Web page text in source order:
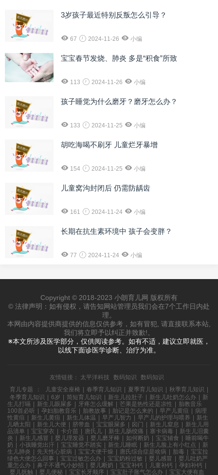
3岁孩子最近特别反叛怎么引导？
67 2024-11-26 小编
宝宝春节发烧、肺炎 多是“积食”所致
113 2024-11-26 小编
孩子睡觉为什么磨牙？磨牙怎么办？
133 2024-11-25 小编
胡吃海喝不刷牙 儿童烂牙暴增
154 2024-11-25 小编
儿童窝沟封闭后 仍需防龋齿
161 2024-11-24 小编
长期在抗生素环境中 孩子会变胖？
77 2024-11-24 小编
Copyright © 2018-2023 小朗育儿网 版权所有
© 法律声明：如有侵权，请告知网站管理员我们会在7个工作日内处
理。
本网由内容提供商提供的信息仅供参考，如有冒犯, 请直接联系本站,
我们将立即予以纠正并致歉!。
※本文所涉及医学部分，仅供阅读参考。如有不适，建议立即就医，
以线下面诊医学诊断、治疗为准。
友情链接： 太平洋科技 数码知识
数码知识
育儿专题
： 儿童安全座椅 | 春季育儿知识 | 夏季育儿知识 | 秋季育儿知识 |
冬季育儿知识 | 6岁 | 简短育儿知识 | 新生儿拉肚子 | 新生儿吐奶怎么办 | 新
生儿打嗝 | 新生儿眼屎多 | 牙疼怎么缓解 | 芒果是热性还是凉性 | 胎教音乐
100首必听 | 孕妇胎教音乐 | 胎教故事 | 胎记是怎么来的 | 早产儿黄疸 | 病理
性黄疸 | 新生儿黄疸 | 新生儿体温 | 早产儿智力 | 早产儿的护理与喂养 | 新生
儿晒太阳 | 新生儿大便 | 脐带血 | 宝宝眼屎多 | 囟门 | 新生儿窒息 | 新生儿用
品清单 | 宝宝穿衣 | 卡介苗 | 唐氏儿 | 新生儿肠绞痛 | 寨卡病毒 | 新生儿泪囊
炎 | 新生儿感冒 | 婴儿理发器 | 婴儿磨牙棒 | 如何断奶 | 宝宝辅食 | 睡前喝牛
奶 | 小孩睡觉出汗 | 宝宝睡觉不踏实 | 新生儿睡眠 | 新生儿脸上有小红点 | 新
生儿肺炎 | 先天性心脏病 | 宝宝大便干燥 | 唐氏综合症是啥病 | 胎毒 | 宝宝拉
绿色大便怎么回事 | 宝宝过敏怎么办 | 宝宝奶粉过敏 | 婴儿感冒 | 婴儿吐奶严
重怎么办 | 鼻子不通气小妙招 | 婴儿断奶 | 宝宝补钙 | 儿童补钙 | 孕妇补钙 |
婴儿抚触 | 婴儿便秘 | 宝宝长牙顺序 | 宝宝肚子胀气怎么办 | 宝宝大便有血